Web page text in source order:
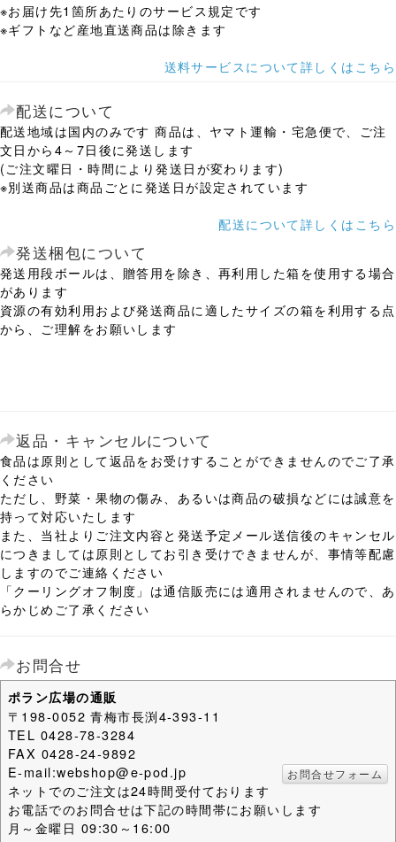
※お届け先1箇所あたりのサービス規定です
※ギフトなど産地直送商品は除きます
送料サービスについて詳しくはこちら
配送について
配送地域は国内のみです 商品は、ヤマト運輸・宅急便で、ご注
文日から4～7日後に発送します
(ご注文曜日・時間により発送日が変わります)
※別送商品は商品ごとに発送日が設定されています
配送について詳しくはこちら
発送梱包について
発送用段ボールは、贈答用を除き、再利用した箱を使用する場合
があります
資源の有効利用および発送商品に適したサイズの箱を利用する点
から、ご理解をお願いします
返品・キャンセルについて
食品は原則として返品をお受けすることができませんのでご了承
ください
ただし、野菜・果物の傷み、あるいは商品の破損などには誠意を
持って対応いたします
また、当社よりご注文内容と発送予定メール送信後のキャンセル
につきましては原則としてお引き受けできませんが、事情等配慮
しますのでご連絡ください
「クーリングオフ制度」は通信販売には適用されませんので、あ
らかじめご了承ください
お問合せ
ポラン広場の通販
〒198-0052 青梅市長渕4-393-11
TEL 0428-78-3284
FAX 0428-24-9892
E-mail:webshop@e-pod.jp
お問合せフォーム
ネットでのご注文は24時間受付ております
お電話でのお問合せは下記の時間帯にお願いします
月～金曜日 09:30～16:00